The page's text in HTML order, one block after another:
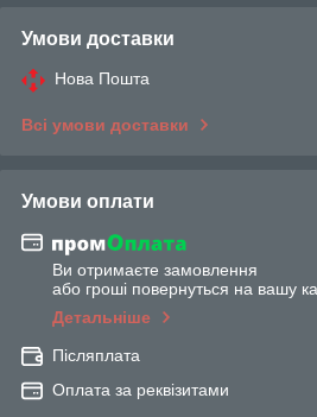
Умови доставки
Нова Пошта
Всі умови доставки
Умови оплати
Ви отримаєте замовлення
або гроші повернуться на вашу
Детальніше
Післяплата
Оплата за реквізитами